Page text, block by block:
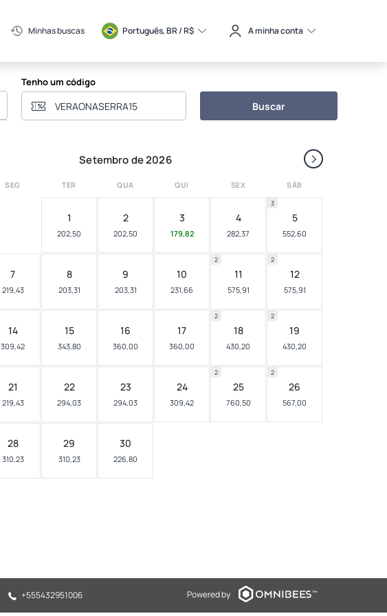
Minhas buscas Português, BR / R$ A minha conta
Tenho um código
Buscar
›
Setembro de 2026
SEG TER QUA QUI SEX SÁB
1
202,50
2
202,50
3
179,82
4
282,37
5
552,60
3
7
219,43
8
203,31
9
203,31
10
231,66
11
575,91
2
12
575,91
2
14
309,42
15
343,80
16
360,00
17
360,00
18
430,20
2
19
430,20
2
21
219,43
22
294,03
23
294,03
24
309,42
25
760,50
2
26
567,00
2
28
310,23
29
310,23
30
226,80
+555432951006 Powered by